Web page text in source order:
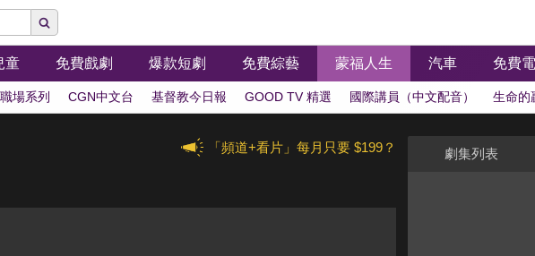
童 免費戲劇 爆款短劇 免費綜藝 蒙福人生 汽車 免費
職場系列 CGN中文台 基督教今日報 GOOD TV 精選 國際講員（中文配音） 生命的
「頻道+看片」每月只要 $199？ 劇集列表